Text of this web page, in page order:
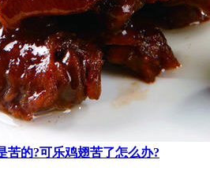
苦的?可乐鸡翅苦了怎么办?